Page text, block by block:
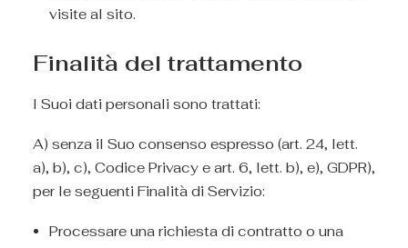
visite al sito.
Finalità del trattamento
I Suoi dati personali sono trattati:
A) senza il Suo consenso espresso (art. 24, lett.
a), b), c), Codice Privacy e art. 6, lett. b), e), GDPR),
per le seguenti Finalità di Servizio:
Processare una richiesta di contratto o una